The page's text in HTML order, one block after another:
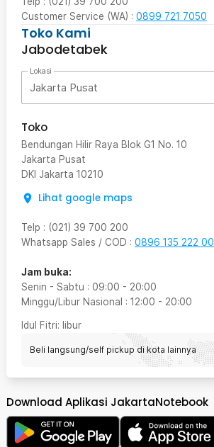
Customer Service (WA) : 0899 721 7050
Toko Kami
Jabodetabek
Lokasi
Jakarta Pusat
Toko
Bendungan Hilir Raya Blok G1 No. 10
Jakarta Pusat
DKI Jakarta 10210
Lihat google maps
Telp : (021) 39 700 200
Whatsapp Sales / COD : 0896 135 222 00
Jam buka:
Senin - Sabtu : 09:00 - 20:00
Minggu/Libur Nasional : 12:00 - 20:00
Idul Fitri: libur
Beli langsung/self pickup di kota lainnya
Download Aplikasi JakartaNotebook